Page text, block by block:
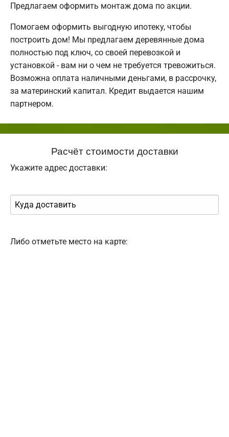
Предлагаем оформить монтаж дома по акции.
Помогаем оформить выгодную ипотеку, чтобы
построить дом! Мы предлагаем деревянные дома
полностью под ключ, со своей перевозкой и
установкой - вам ни о чем не требуется тревожиться.
Возможна оплата наличными деньгами, в рассрочку,
за материнский капитал. Кредит выдается нашим
партнером.
Расчёт стоимости доставки
Укажите адрес доставки:
Либо отметьте место на карте: